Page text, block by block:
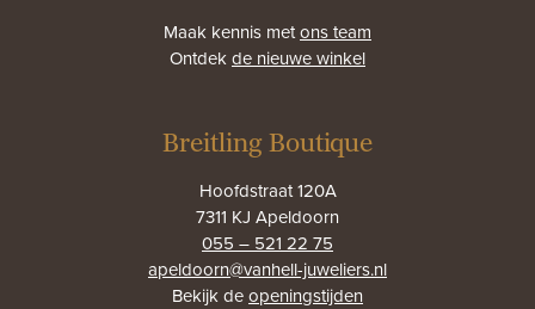
Maak kennis metons team
Ontdekde nieuwe winkel
Breitling Boutique
Hoofdstraat 120A
7311 KJ Apeldoorn
055 – 521 22 75
apeldoorn@vanhell-juweliers.nl
Bekijk deopeningstijden